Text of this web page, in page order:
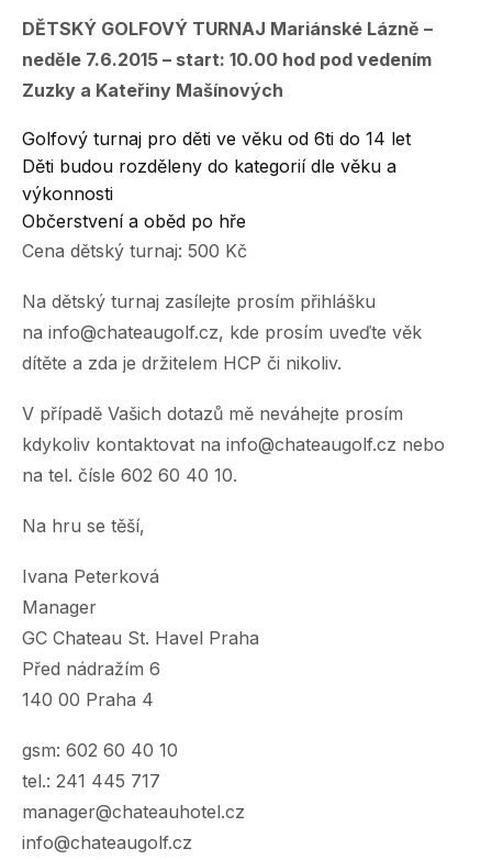
DĚTSKÝ GOLFOVÝ TURNAJ Mariánské Lázně –
neděle 7.6.2015 – start: 10.00 hod pod vedením
Zuzky a Kateřiny Mašínových
Golfový turnaj pro děti ve věku od 6ti do 14 let
Děti budou rozděleny do kategorií dle věku a
výkonnosti
Občerstvení a oběd po hře
Cena dětský turnaj: 500 Kč
Na dětský turnaj zasílejte prosím přihlášku
na info@chateaugolf.cz, kde prosím uveďte věk
dítěte a zda je držitelem HCP či nikoliv.
V případě Vašich dotazů mě neváhejte prosím
kdykoliv kontaktovat na info@chateaugolf.cz nebo
na tel. čísle 602 60 40 10.
Na hru se těší,
Ivana Peterková
Manager
GC Chateau St. Havel Praha
Před nádražím 6
140 00 Praha 4
gsm: 602 60 40 10
tel.: 241 445 717
manager@chateauhotel.cz
info@chateaugolf.cz